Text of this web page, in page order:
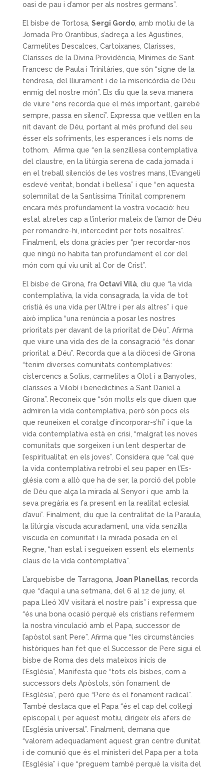
oasi de pau i d’amor per als nostres germans”.
El bisbe de Tortosa, Sergi Gordo, amb motiu de la
Jornada Pro Orantibus, s’adreça a les Agustines,
Carmelites Descalces, Cartoixanes, Clarisses,
Clarisses de la Divina Providència, Mínimes de Sant
Francesc de Paula i Trinitàries, que són “signe de la
tendresa, del lliurament i de la misericòrdia de Déu
enmig del nostre món”. Els diu que la seva manera
de viure “ens recorda que el més important, gairebé
sempre, passa en silenci”. Expressa que vetllen en la
nit davant de Déu, portant al més profund del seu
ésser els sofriments, les esperances i els noms de
tothom. Afirma que “en la senzillesa contemplativa
del claustre, en la litúrgia serena de cada jornada i
en el treball silenciós de les vostres mans, l’Evangeli
esdevé veritat, bondat i bellesa” i que “en aquesta
solemnitat de la Santíssima Trinitat comprenem
encara més profundament la vostra vocació: heu
estat atretes cap a l’interior mateix de l’amor de Déu
per romandre-hi, intercedint per tots nosaltres”.
Finalment, els dona gràcies per “per recordar-nos
que ningú no habita tan profundament el cor del
món com qui viu unit al Cor de Crist”.
El bisbe de Girona, fra Octavi Vilà, diu que “la vida
contemplativa, la vida consa­grada, la vida de tot
cristià és una vida per l’Altre i per als altres” i que
això implica “una renúncia a posar les nostres
prioritats per davant de la prioritat de Déu”. Afirma
que viure una vida des de la consagració “és donar
prioritat a Déu”. Recorda que a la diòcesi de Girona
“tenim diverses comunitats contemplatives:
cistercencs a Solius, carmelites a Olot i a Banyoles,
clarisses a Vilobí i benedictines a Sant Daniel a
Girona”. Reconeix que “són molts els que diuen que
admiren la vida contem­plativa, però són pocs els
que reu­neixen el coratge d’incorporar-s’hi” i que la
vida contemplativa està en crisi, “malgrat les no­ves
comunitats que sorgeixen i un lent despertar de
l’espiritualitat en els joves”. Considera que “cal que
la vida contem­plativa retrobi el seu paper en l’Es­
glésia com a allò que ha de ser, la porció del poble
de Déu que alça la mirada al Senyor i que amb la
seva pregària es fa present en la realitat eclesial
d’avui”. Finalment, diu que la centralitat de la Paraula,
la litúr­gia viscuda acuradament, una vida senzilla
viscuda en comunitat i la mirada posada en el
Regne, “han estat i segueixen essent els elements
claus de la vida contemplativa”.
L’arquebisbe de Tarragona, Joan Planellas, recorda
que “d’aquí a una setmana, del 6 al 12 de juny, el
papa Lleó XIV visitarà el nostre país” i expressa que
“és una bona ocasió perquè els cristians refermem
la nostra vinculació amb el Papa, successor de
l’apòstol sant Pere”. Afirma que “les circumstàncies
històriques han fet que el Successor de Pere sigui el
bisbe de Roma des dels mateixos inicis de
l’Església”, Manifesta que “tots els bisbes, com a
successors dels Apòstols, són fonament de
l’Església”, però que “Pere és el fonament radical”.
També destaca que el Papa “és el cap del col·legi
episcopal i, per aquest motiu, dirigeix els afers de
l’Església universal”. Finalment, demana que
“valorem adequadament aquest gran centre d’unitat
i de comunió que és el ministeri del Papa per a tota
l’Església” i que “preguem també perquè la visita del